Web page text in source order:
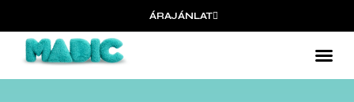
ÁRAJÁNLAT